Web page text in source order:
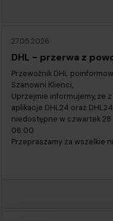
27.05.2026
DHL - przerwa z
Przewoźnik DHL
Szanowni Klienci,
Uprzejmie informujemy, że
aplikacje DHL24 oraz
niedostępne w czwartek
06:00.
Przepraszamy za wszelkie